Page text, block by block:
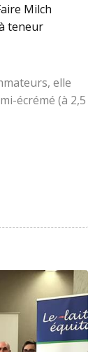
Milch
teneur
elle
écrémé (à 2,5